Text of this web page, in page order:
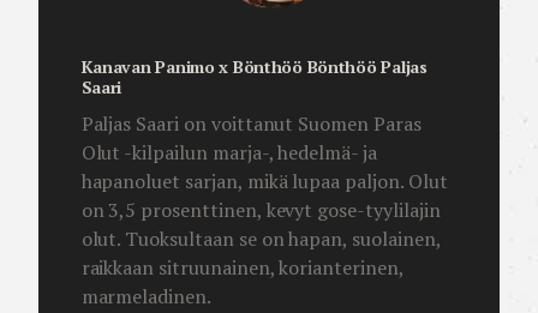
Kanavan Panimo x Bönthöö Bönthöö Paljas
Saari
Paljas Saari on voittanut Suomen Paras
Olut -kilpailun marja-, hedelmä- ja
hapanoluet sarjan, mikä lupaa paljon. Olut
on 3,5 prosenttinen, kevyt gose-tyylilajin
olut. Tuoksultaan se on hapan, suolainen,
raikkaan sitruunainen, korianterinen,
marmeladinen.